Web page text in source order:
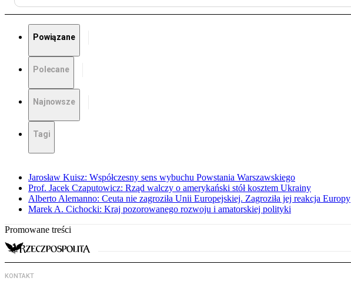
Powiązane
Polecane
Najnowsze
Tagi
Jarosław Kuisz: Współczesny sens wybuchu Powstania Warszawskiego
Prof. Jacek Czaputowicz: Rząd walczy o amerykański stół kosztem Ukrainy
Alberto Alemanno: Ceuta nie zagroziła Unii Europejskiej. Zagroziła jej reakcja Europy
Marek A. Cichocki: Kraj pozorowanego rozwoju i amatorskiej polityki
Promowane treści
KONTAKT